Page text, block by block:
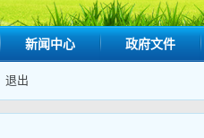
新闻中心 政府文件
退出